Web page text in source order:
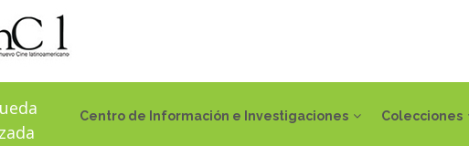
Centro de Información e Investigaciones Colecciones